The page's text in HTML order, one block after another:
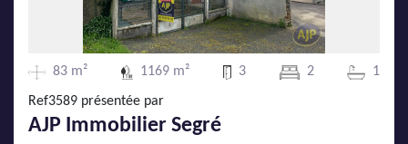
DEVENIR FRANCHISÉ
AJP Recrute
AJP Actualités
Service Qualité Clients
83 m² 1169 m² 3 2 1
Ref3589 présentée par
AJP Immobilier Segré